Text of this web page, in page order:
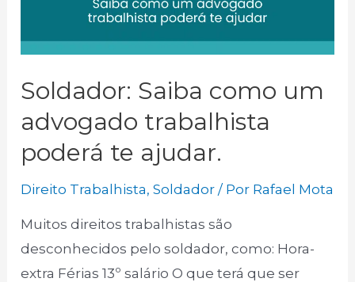
Soldador: Saiba como um
advogado trabalhista
poderá te ajudar.
Direito Trabalhista,Soldador / Por Rafael Mota
Muitos direitos trabalhistas são
desconhecidos pelo soldador, como: Hora-
extra Férias 13º salário O que terá que ser